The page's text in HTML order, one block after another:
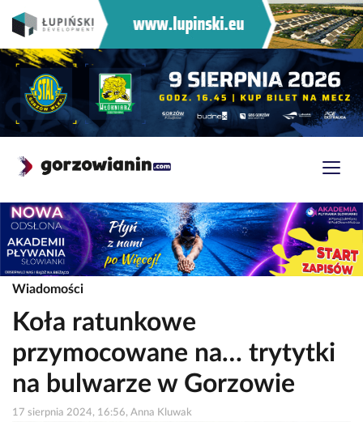
Wiadomości
Koła ratunkowe
przymocowane na… trytytki
na bulwarze w Gorzowie
17 sierpnia 2024, 16:56, Anna Kluwak